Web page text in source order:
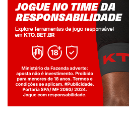
Jogue com responsabilidade. 18+